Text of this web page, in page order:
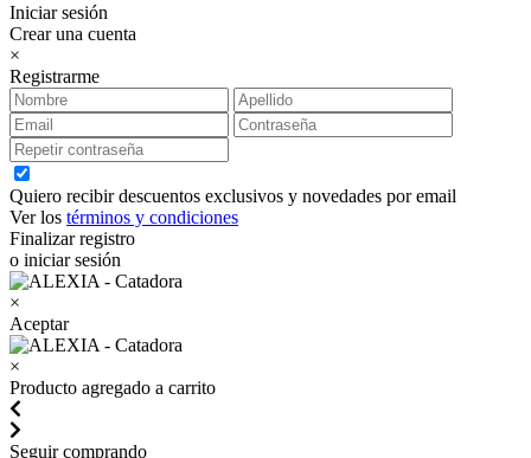
Iniciar sesión
Crear una cuenta
×
Registrarme
Quiero recibir descuentos exclusivos y novedades por email
Ver los términos y condiciones
Finalizar registro
o iniciar sesión
×
Aceptar
×
Producto agregado a carrito
Seguir comprando